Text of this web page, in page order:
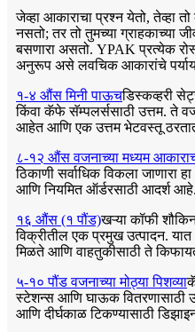
जेव्हा आकाराचा प्रश्न येतो, तेव्हा
नसतो; तर तो तुमच्या ग्राहकाच्या
बसणारा असतो. YPAK प्रत्येक
अनुरूप असे लवचिक आकारांचे
१-४ औंस मिनी पाऊचडिस्कव्हरी
किंवा कॅफे सॅम्पलर्ससाठी उत्तम. ते
आहेत आणि एक उत्तम भेटवस्तू
८-१२ औंस वजनाच्या मध्यम
ठिकाणी सर्वाधिक विकला जाणारा
आणि नियमित ऑर्डरसाठी आदर्श आहे.
१६ औंस (१ पौंड)खऱ्या कॉफी
विक्रीतील एक प्रमुख उत्पादन.
मिळते आणि वाहतुकीसाठी ते
५-१० पौंड वजनाच्या मोठ्या पिशव्या
स्टेशन्स आणि घाऊक वितरणासाठी
आणि दीर्घकाळ टिकण्यासाठी